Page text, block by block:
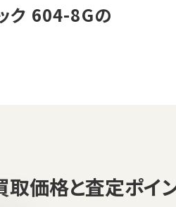
ク 604-8Gの
取価格と査定ポイ